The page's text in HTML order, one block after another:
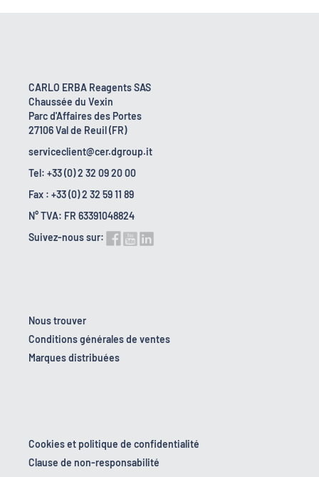
CARLO ERBA Reagents SAS
Chaussée du Vexin
Parc d'Affaires des Portes
27106 Val de Reuil (FR)
serviceclient@cer.dgroup.it
Tel: +33 (0) 2 32 09 20 00
Fax : +33 (0) 2 32 59 11 89
N° TVA: FR 63391048824
Suivez-nous sur:
Nous trouver
Conditions générales de ventes
Marques distribuées
Cookies et politique de confidentialité
Clause de non-responsabilité